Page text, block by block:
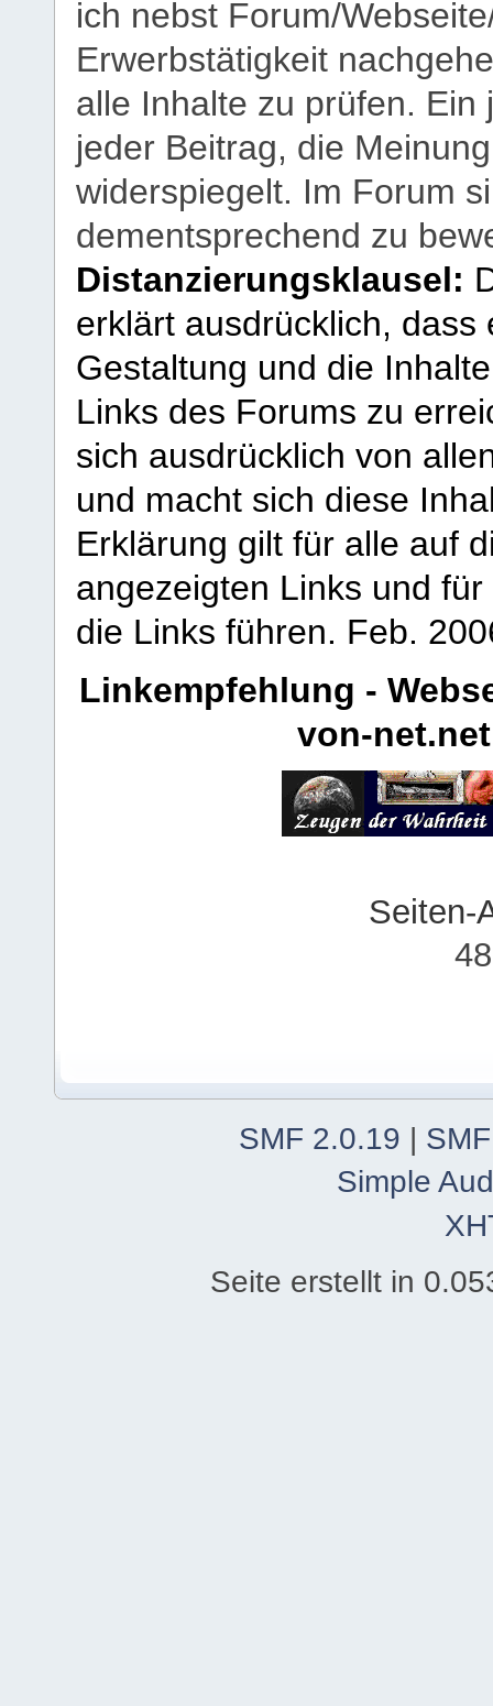
ich nebst Forum/
Erwerbstätigkeit
alle Inhalte zu prüfen.
jeder Beitrag, die
widerspiegelt. Im Forum
dementsprechend zu
Distanzierungsklausel:
erklärt ausdrücklich,
Gestaltung und die
Links des Forums zu
sich ausdrücklich von
und macht sich diese
Erklärung gilt für alle auf
angezeigten Links und
die Links führen. Feb.
Linkempfehlung -
von-net.net
Seiten-
SMF 2.0.19 |
Simple
Seite erstellt in